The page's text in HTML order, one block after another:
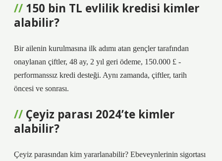
150 bin TL evlilik kredisi kimler
alabilir?
Bir ailenin kurulmasına ilk adımı atan gençler tarafından
onaylanan çiftler, 48 ay, 2 yıl geri ödeme, 150.000 £ -
performanssız kredi desteği. Aynı zamanda, çiftler, tarih
öncesi ve sonrası.
Çeyiz parası 2024’te kimler
alabilir?
Çeyiz parasından kim yararlanabilir? Ebeveynlerinin sigortası